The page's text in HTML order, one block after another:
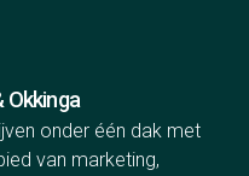
Okkinga
onder één dak met
van marketing,